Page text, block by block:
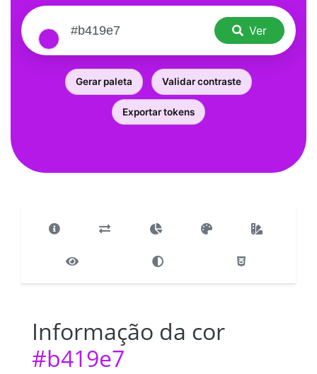
Ver
Gerar paleta Validar contraste
Exportar tokens
Informação da cor
#b419e7